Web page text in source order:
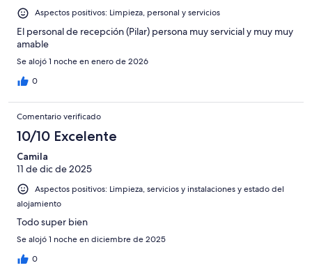
Aspectos positivos: Limpieza, personal y servicios
El personal de recepción (Pilar) persona muy servicial y muy muy
amable
Se alojó 1 noche en enero de 2026
0
Comentario verificado
10/10 Excelente
Camila
11 de dic de 2025
Aspectos positivos: Limpieza, servicios y instalaciones y estado del
alojamiento
Todo super bien
Se alojó 1 noche en diciembre de 2025
0